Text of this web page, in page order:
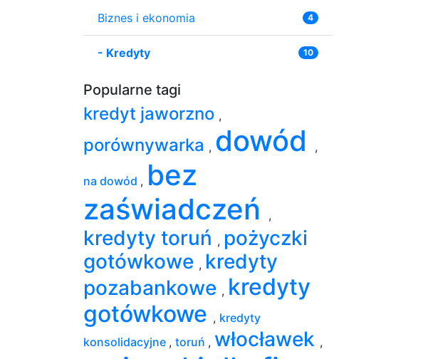
Biznes i ekonomia 4
- Kredyty 10
Popularne tagi
kredyt jaworzno ,
porównywarka , dowód ,
na dowód , bez
zaświadczeń
,
kredyty toruń , pożyczki
gotówkowe , kredyty
pozabankowe , kredyty
gotówkowe , kredyty
konsolidacyjne , toruń , włocławek ,